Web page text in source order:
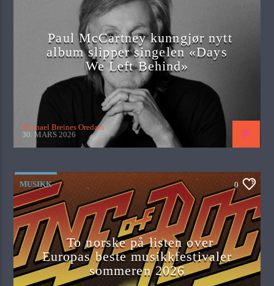
Paul McCartney kunngjør nytt
album slipper singelen «Days
We Left Behind»
Michael Breines Oredam
30. MARS 2026
MUSIKK 0
To norske på listen over
Europas beste musikkfestivaler
sommeren 2026